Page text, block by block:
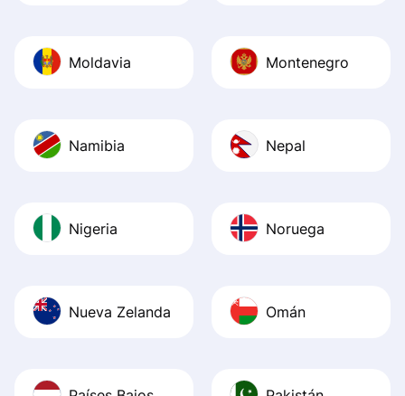
Moldavia Montenegro
Namibia Nepal
Nigeria Noruega
Nueva Zelanda Omán